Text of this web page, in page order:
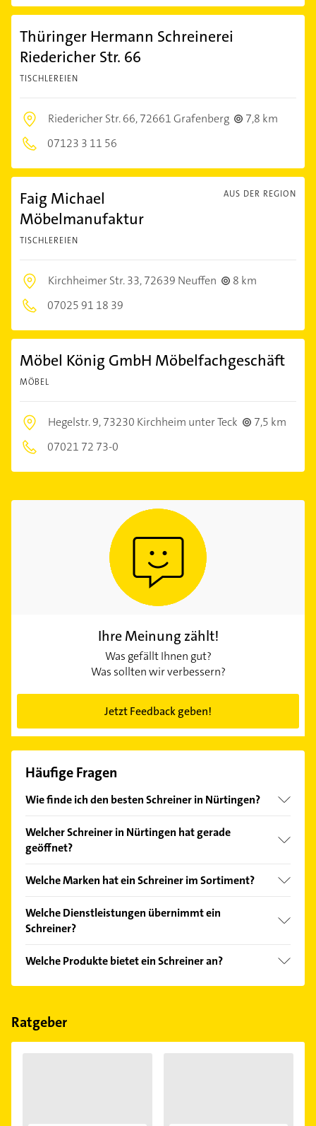
Thüringer Hermann Schreinerei
Riedericher Str. 66
TISCHLEREIEN
Riedericher Str. 66,72661 Grafenberg
7,8 km
07123 3 11 56
AUS DER REGION
Faig Michael
Möbelmanufaktur
TISCHLEREIEN
Kirchheimer Str. 33,72639 Neuffen
8 km
07025 91 18 39
Möbel König GmbH Möbelfachgeschäft
MÖBEL
Hegelstr. 9,73230 Kirchheim unter Teck
7,5 km
07021 72 73-0
Ihre Meinung zählt!
Was gefällt Ihnen gut?
Was sollten wir verbessern?
Jetzt Feedback geben!
Häufige Fragen
Wie finde ich den besten Schreiner in Nürtingen?
Kundenmeinungen und profitieren Sie von den
Empfehlungen. Die Suchergebnisse können Sie sich
Welcher Schreiner in Nürtingen hat gerade
geöffnet?
Bitte beachten Sie, dass diese an Sonn- und
Welche Marken hat ein Schreiner im Sortiment?
Welche Dienstleistungen übernimmt ein
Schreiner?
Innenausbau, Küchen, Möbelbau, Tischlerei und
Türen.
Welche Produkte bietet ein Schreiner an?
Das Angebot umfasst unter anderem Holzfenster,
Einbauschränke.
Ratgeber